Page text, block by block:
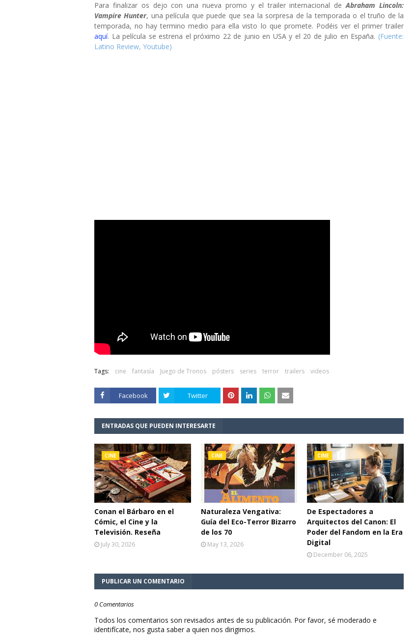
Para finalizar os dejo con una nueva promo y el trailer internacional deAbraham Lincoln:
Vampire Hunter, una película que puede que sea la sorpresa de la temporada o el truño de la
temporada, no hay termino medio para ella visto lo que promete. Podéis ver el primer trailer
aquí. La película se estrena el próximo 22 de junio en USA y el 20 de julio en España. (Fuente:
Latino Review, Youtube)
Tags: cine fantasía Juego de Tronos pósters series terror trailers videos
Facebook Twitter
ENTRADAS QUE PUEDEN INTERESARTE
CINE
Conan el Bárbaro en el
Cómic, el Cine y la
Televisión. Reseña
July 30, 2026
CINE
Naturaleza Vengativa:
Guía del Eco-Terror Bizarro
de los 70
May 13, 2026
CINE
De Espectadores a
Arquitectos del Canon: El
Poder del Fandom en la Era
Digital
December 06, 2025
PUBLICAR UN COMENTARIO
0 Comentarios
Todos los comentarios son revisados antes de su publicación. Por favor, sé moderado e
identifícate, nos gusta saber a quien nos dirigimos.